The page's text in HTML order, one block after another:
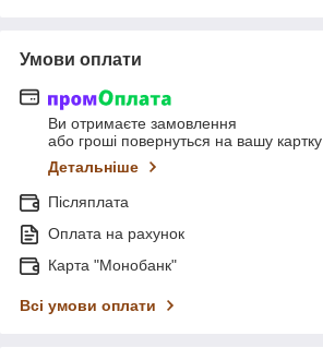
Умови оплати
Ви отримаєте замовлення
або гроші повернуться на вашу картку
Детальніше
Післяплата
Оплата на рахунок
Карта "Монобанк"
Всі умови оплати